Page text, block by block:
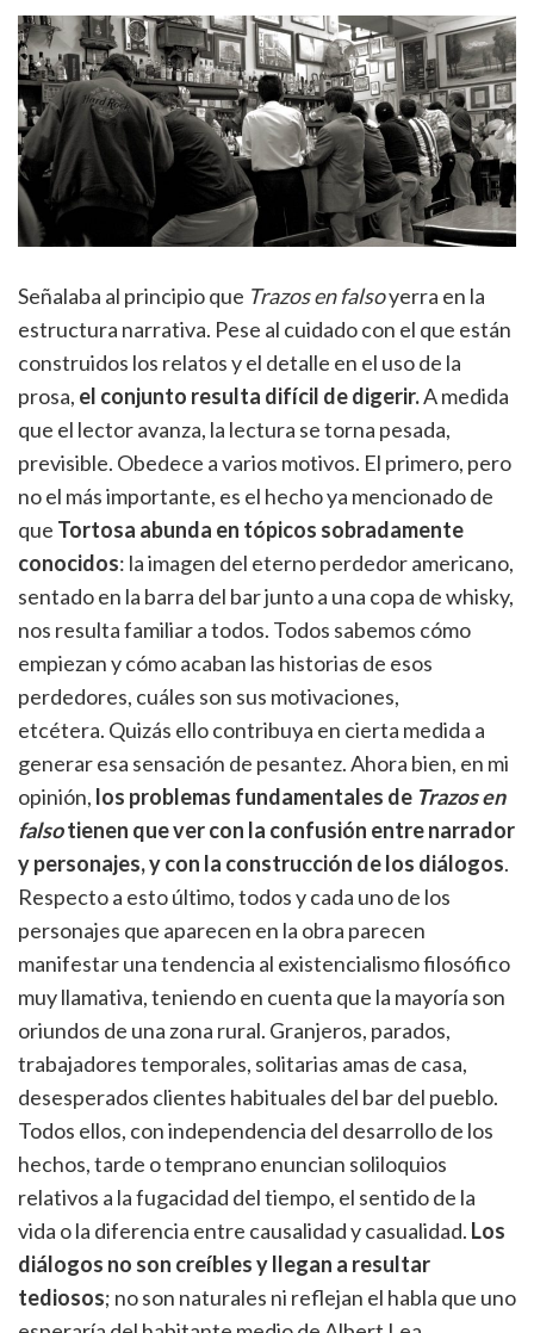
Señalaba al principio que Trazos en falsoyerra en la
estructura narrativa. Pese al cuidado con el que están
construidos los relatos y el detalle en el uso de la
prosa, el conjunto resulta difícil de digerir.A medida
que el lector avanza, la lectura se torna pesada,
previsible. Obedece a varios motivos. El primero, pero
no el más importante, es el hecho ya mencionado de
que Tortosa abunda en tópicos sobradamente
conocidos: la imagen del eterno perdedor americano,
sentado en la barra del bar junto a una copa de whisky,
nos resulta familiar a todos. Todos sabemos cómo
empiezan y cómo acaban las historias de esos
perdedores, cuáles son sus motivaciones,
etcétera. Quizás ello contribuya en cierta medida a
generar esa sensación de pesantez. Ahora bien, en mi
opinión, los problemas fundamentales de Trazos en
falsotienen que ver con la confusión entre narrador
y personajes, y con la construcción de los diálogos.
Respecto a esto último, todos y cada uno de los
personajes que aparecen en la obra parecen
manifestar una tendencia al existencialismo filosófico
muy llamativa, teniendo en cuenta que la mayoría son
oriundos de una zona rural. Granjeros, parados,
trabajadores temporales, solitarias amas de casa,
desesperados clientes habituales del bar del pueblo.
Todos ellos, con independencia del desarrollo de los
hechos, tarde o temprano enuncian soliloquios
relativos a la fugacidad del tiempo, el sentido de la
vida o la diferencia entre causalidad y casualidad. Los
diálogos no son creíbles y llegan a resultar
tediosos; no son naturales ni reflejan el habla que uno